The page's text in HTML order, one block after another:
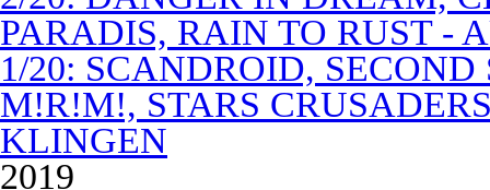
PARADIS, RAIN TO RUST -
1/20: SCANDROID,
M!R!M!, STARS
KLINGEN
2019